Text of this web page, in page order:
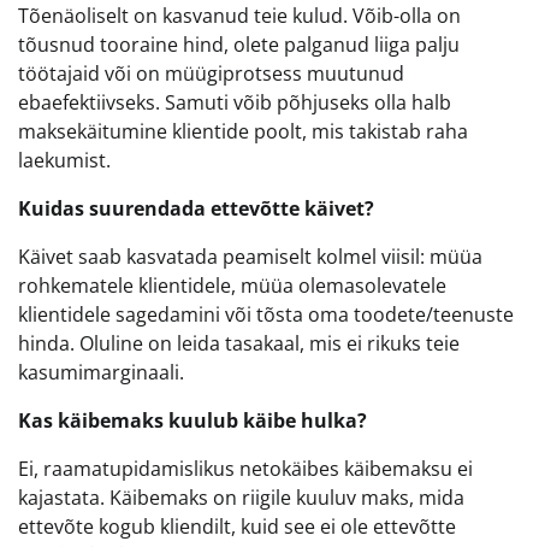
Tõenäoliselt on kasvanud teie kulud. Võib-olla on
tõusnud tooraine hind, olete palganud liiga palju
töötajaid või on müügiprotsess muutunud
ebaefektiivseks. Samuti võib põhjuseks olla halb
maksekäitumine klientide poolt, mis takistab raha
laekumist.
Kuidas suurendada ettevõtte käivet?
Käivet saab kasvatada peamiselt kolmel viisil: müüa
rohkematele klientidele, müüa olemasolevatele
klientidele sagedamini või tõsta oma toodete/teenuste
hinda. Oluline on leida tasakaal, mis ei rikuks teie
kasumimarginaali.
Kas käibemaks kuulub käibe hulka?
Ei, raamatupidamislikus netokäibes käibemaksu ei
kajastata. Käibemaks on riigile kuuluv maks, mida
ettevõte kogub kliendilt, kuid see ei ole ettevõtte